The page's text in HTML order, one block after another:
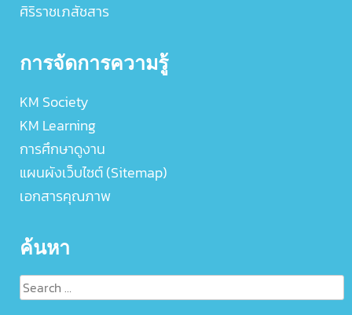
ศิริราชเภสัชสาร
การจัดการความรู้
KM Society
KM Learning
การศึกษาดูงาน
แผนผังเว็บไซต์ (Sitemap)
เอกสารคุณภาพ
ค้นหา
Search
for: